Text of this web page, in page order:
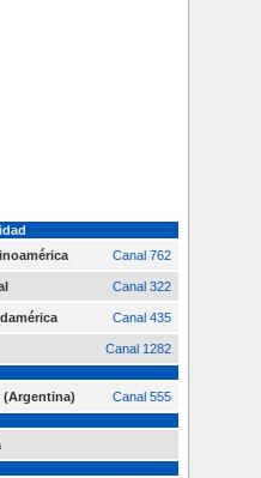
Canal 762
Canal 322
Canal 435
Canal 1282
(Argentina) Canal 555